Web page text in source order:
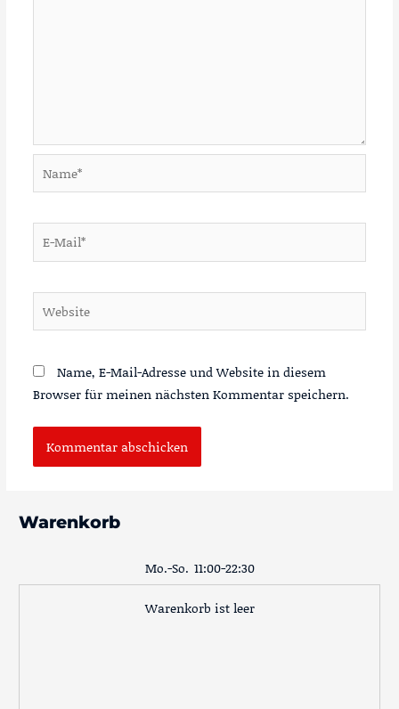
Website
Name, E-Mail-Adresse und Website in diesem
Browser für meinen nächsten Kommentar speichern.
Warenkorb
Mo.-So. 11:00-22:30
Warenkorb ist leer